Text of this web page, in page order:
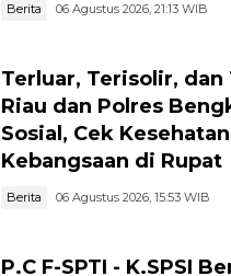
Berita 06 Agustus 2026, 21:13 WIB
Terluar, Terisolir,
Riau dan Polres
Sosial, Cek
Kebangsaan di Rupat
Berita 06 Agustus 2026, 15:53 WIB
P.C F-SPTI - K.SPSI